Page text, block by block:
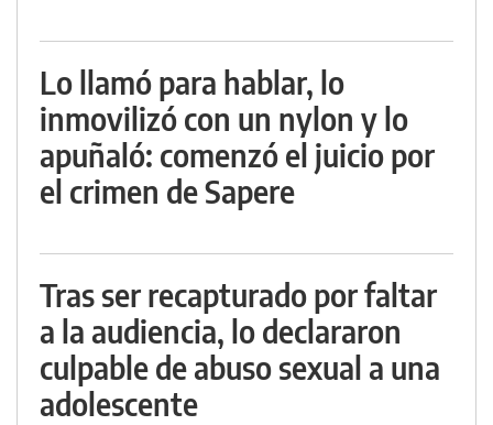
Lo llamó para hablar, lo
inmovilizó con un nylon y lo
apuñaló: comenzó el juicio por
el crimen de Sapere
Tras ser recapturado por faltar
a la audiencia, lo declararon
culpable de abuso sexual a una
adolescente